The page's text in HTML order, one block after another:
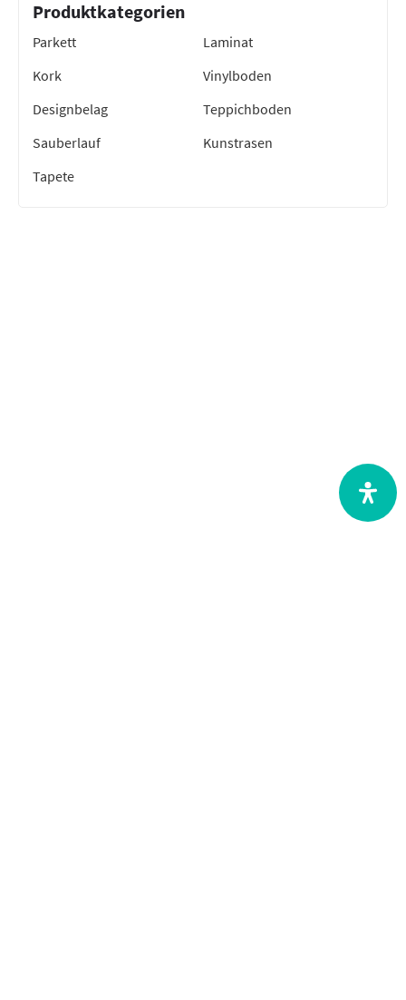
Produktkategorien
Parkett
Laminat
Kork
Vinylboden
Designbelag
Teppichboden
Sauberlauf
Kunstrasen
Tapete